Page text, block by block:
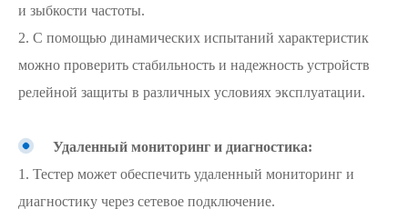
и зыбкости частоты.
2. С помощью динамических испытаний характеристик
можно проверить стабильность и надежность устройств
релейной защиты в различных условиях эксплуатации.
Удаленный мониторинг и диагностика:
1. Тестер может обеспечить удаленный мониторинг и
диагностику через сетевое подключение.